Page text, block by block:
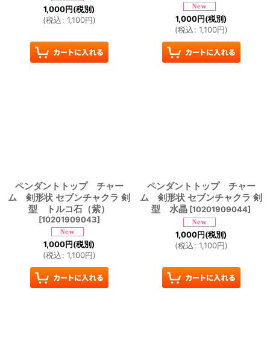
1,000円(税別)
(税込: 1,100円) 1,000円(税別)
(税込: 1,100円)
ペンダントトップ チャー
ム 剣形状 セブンチャクラ 剣
型 トルコ石（紫）
[10201909043]
1,000円(税別)
(税込: 1,100円)
ペンダントトップ チャー
ム 剣形状 セブンチャクラ 剣
型 水晶 [10201909044]
1,000円(税別)
(税込: 1,100円)